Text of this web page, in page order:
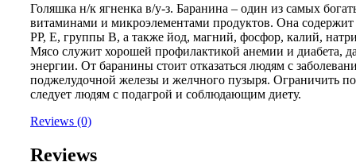
Голяшка н/к ягненка в/у-з. Баранина – один из самых
витаминами и микроэлементами продуктов. Она
РР, Е, группы В, а также йод, магний, фосфор, калий,
Мясо служит хорошей профилактикой анемии и диабета,
энергии. От баранины стоит отказаться людям с
поджелудочной железы и желчного пузыря. Ограничить
следует людям с подагрой и соблюдающим диету.
Reviews (0)
Reviews